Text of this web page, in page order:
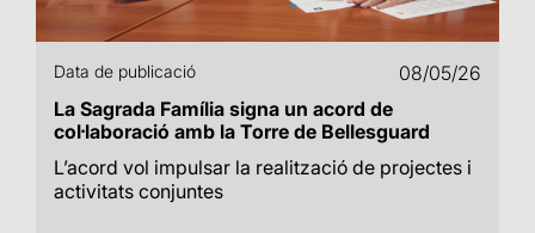
Data de publicació
08/05/26
La Sagrada Família signa un acord de
col·laboració amb la Torre de Bellesguard
L’acord vol impulsar la realització de projectes i
activitats conjuntes